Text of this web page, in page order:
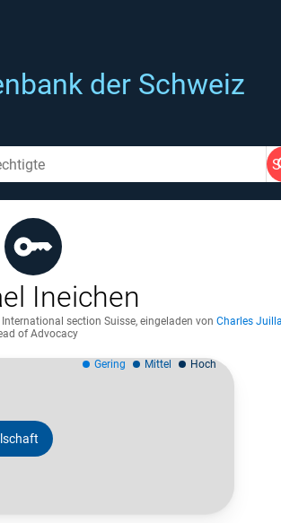
der Schweiz
Ineichen
section Suisse, eingeladen von Charles
of Advocacy
Gering Mittel Hoch